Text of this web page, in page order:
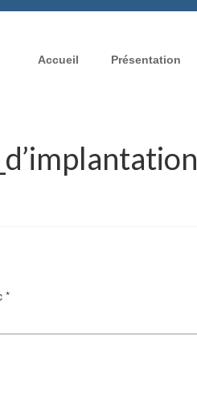
Accueil Présentation
*